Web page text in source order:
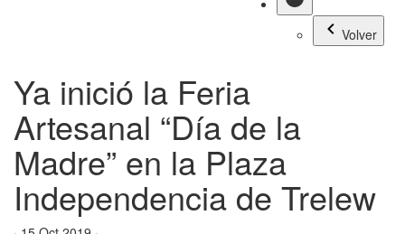
Volver
Ya inició la Feria
Artesanal “Día de la
Madre” en la Plaza
Independencia de Trelew